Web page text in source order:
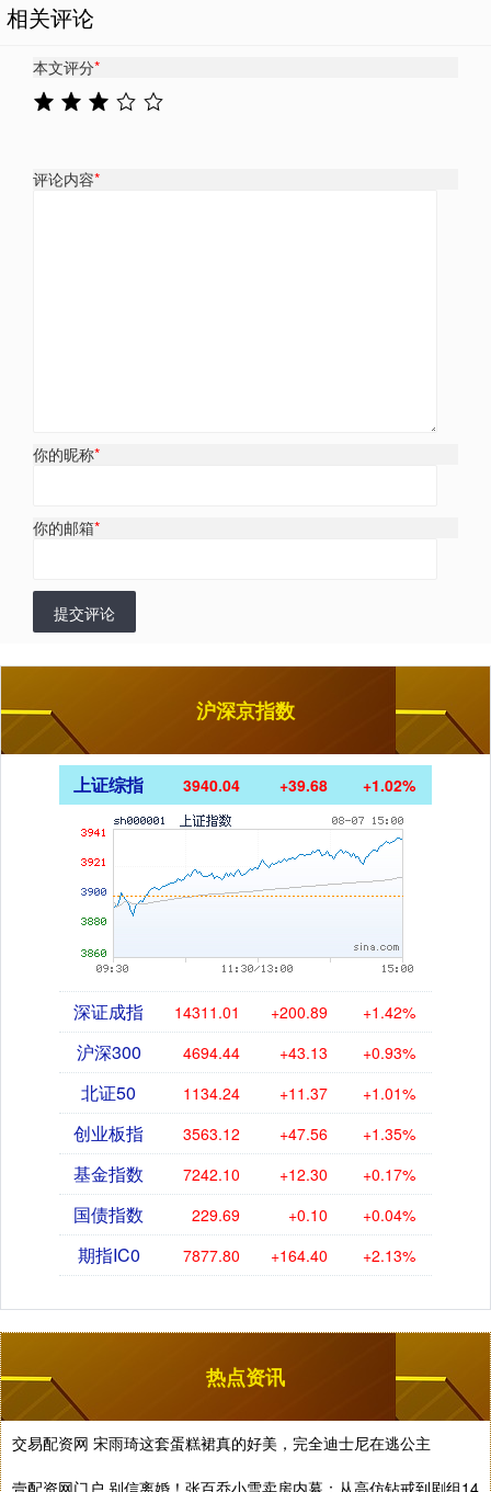
相关评论
本文评分*
评论内容*
你的昵称*
你的邮箱*
提交评论
沪深京指数
上证综指 3940.04 +39.68 +1.02%
深证成指 14311.01 +200.89 +1.42%
沪深300 4694.44 +43.13 +0.93%
北证50 1134.24 +11.37 +1.01%
创业板指 3563.12 +47.56 +1.35%
基金指数 7242.10 +12.30 +0.17%
国债指数 229.69 +0.10 +0.04%
期指IC0 7877.80 +164.40 +2.13%
热点资讯
交易配资网 宋雨琦这套蛋糕裙真的好美，完全迪士尼在逃公主